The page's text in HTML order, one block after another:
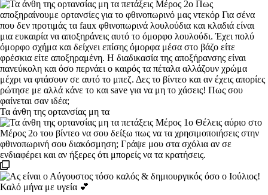
Τα άνθη της ορτανσίας μη τα